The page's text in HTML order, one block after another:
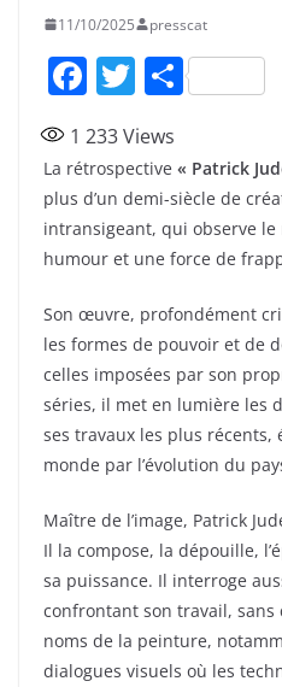
11/10/2025 presscat
F
c
e
b
o
o
k
T
itt
er
P
ta
g
er
1 233Views
La rétrospective « Patrick
plus d’un demi-siècle de
intransigeant, qui observe le
humour et une force de
Son œuvre, profondément
les formes de pouvoir et de
celles imposées par son
séries, il met en lumière les
ses travaux les plus récents,
monde par l’évolution du
Maître de l’image, Patrick
Il la compose, la dépouille,
sa puissance. Il interroge
confrontant son travail, sans
noms de la peinture,
dialogues visuels où les